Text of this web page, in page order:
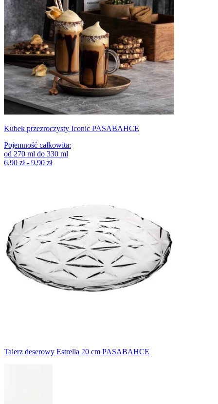
Kubek przezroczysty Iconic PASABAHCE
Pojemność całkowita:
od 270 ml do 330 ml
6,90 zł - 9,90 zł
Talerz deserowy Estrella 20 cm PASABAHCE